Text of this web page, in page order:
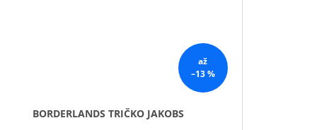
až
–13 %
BORDERLANDS TRIČKO JAKOBS